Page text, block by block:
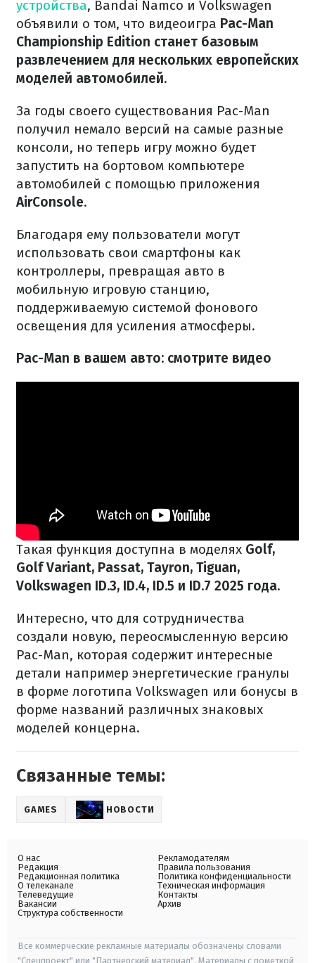
устройства, Bandai Namco и Volkswagen
объявили о том, что видеоигра Pac-Man
Championship Edition станет базовым
развлечением для нескольких европейских
моделей автомобилей.
За годы своего существования Pac-Man
получил немало версий на самые разные
консоли, но теперь игру можно будет
запустить на бортовом компьютере
автомобилей с помощью приложения
AirConsole.
Благодаря ему пользователи могут
использовать свои смартфоны как
контроллеры, превращая авто в
мобильную игровую станцию,
поддерживаемую системой фонового
освещения для усиления атмосферы.
Pac-Man в вашем авто: смотрите видео
Такая функция доступна в моделях Golf,
Golf Variant, Passat, Tayron, Tiguan,
Volkswagen ID.3, ID.4, ID.5 и ID.7 2025 года.
Интересно, что для сотрудничества
создали новую, переосмысленную версию
Pac-Man, которая содержит интересные
детали например энергетические гранулы
в форме логотипа Volkswagen или бонусы в
форме названий различных знаковых
моделей концерна.
Связанные темы:
GAMES НОВОСТИ
О нас
Редакция
Редакционная политика
О телеканале
Телеведущие
Вакансии
Структура собственности
Рекламодателям
Правила пользования
Политика конфиденциальности
Техническая информация
Контакты
Архив
Все коммерческие рекламные материалы обозначены словами
"Спецпроект" или "Партнерский материал". Материалы с пометкой